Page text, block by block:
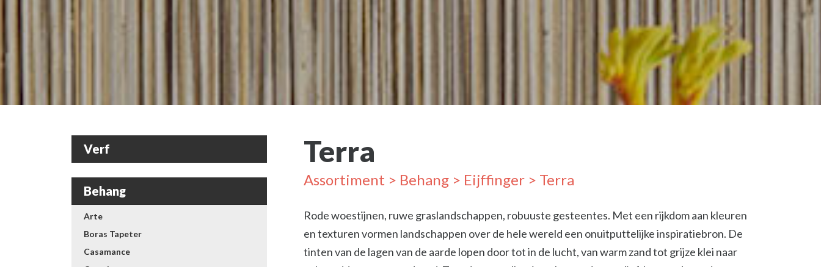
Verf
Behang
Arte
Boras Tapeter
Casamance
Terra
Assortiment > Behang > Eijffinger > Terra
Rode woestijnen, ruwe graslandschappen, robuuste gesteentes. Met een rijkdom aan kleuren
en texturen vormen landschappen over de hele wereld een onuitputtelijke inspiratiebron. De
tinten van de lagen van de aarde lopen door tot in de lucht, van warm zand tot grijze klei naar